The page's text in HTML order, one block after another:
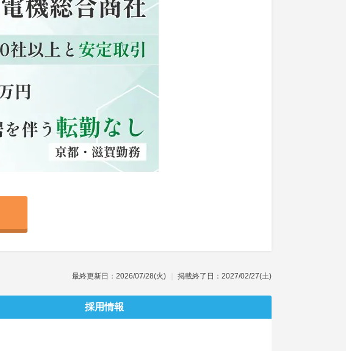
最終更新日：2026/07/28(火) 掲載終了日：2027/02/27(土)
採用情報